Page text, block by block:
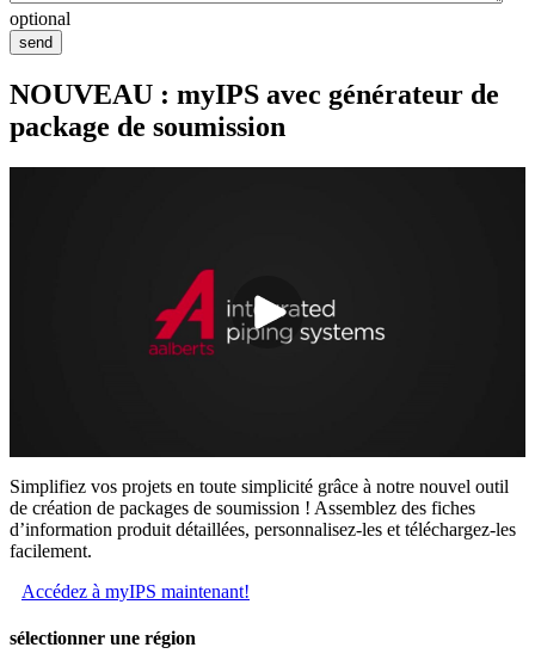
optional
send
NOUVEAU : myIPS avec générateur de
package de soumission
Simplifiez vos projets en toute simplicité grâce à notre nouvel outil
de création de packages de soumission ! Assemblez des fiches
d’information produit détaillées, personnalisez-les et téléchargez-les
facilement.
Accédez à myIPS maintenant!
sélectionner une région